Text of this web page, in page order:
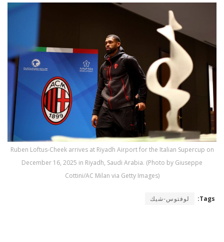
Ruben Loftus-Cheek arrives at Riyadh Airport for the Italian Supercup on
December 16, 2025 in Riyadh, Saudi Arabia. (Photo by Giuseppe
Cottini/AC Milan via Getty Images)
Tags: لوفتوس-شيك